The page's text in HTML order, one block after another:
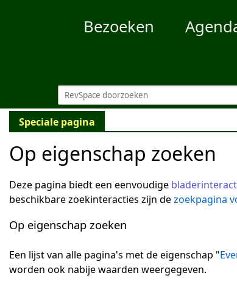
Bezoeken
Speciale pagina
Op eigenschap zoeken
Deze pagina biedt een eenvoudige
beschikbare zoekinteracties zijn dezoekpagina
Op eigenschap zoeken
Een lijst van alle pagina's met de eigenschap "
worden ook nabije waarden weergegeven.